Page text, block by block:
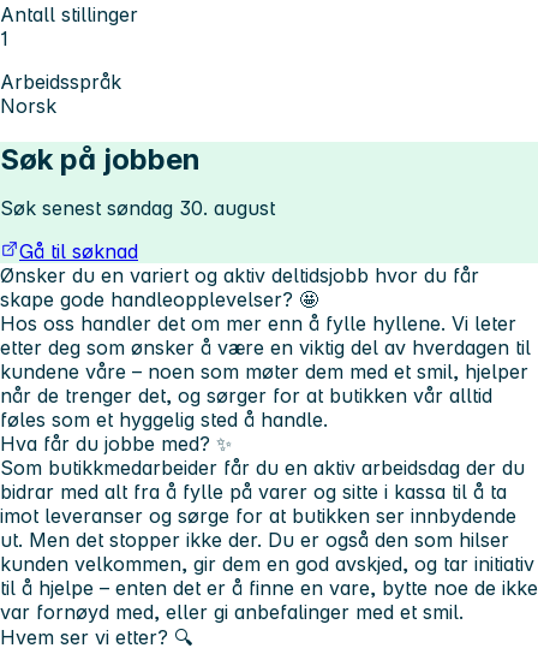
Antall stillinger
1
Arbeidsspråk
Norsk
Søk på jobben
Søk senest søndag 30. august
Gå til søknad
Ønsker du en variert og aktiv deltidsjobb hvor du får
skape gode handleopplevelser? 🤩
Hos oss handler det om mer enn å fylle hyllene. Vi leter
etter deg som ønsker å være en viktig del av hverdagen til
kundene våre – noen som møter dem med et smil, hjelper
når de trenger det, og sørger for at butikken vår alltid
føles som et hyggelig sted å handle.
Hva får du jobbe med? ✨
Som butikkmedarbeider får du en aktiv arbeidsdag der du
bidrar med alt fra å fylle på varer og sitte i kassa til å ta
imot leveranser og sørge for at butikken ser innbydende
ut. Men det stopper ikke der. Du er også den som hilser
kunden velkommen, gir dem en god avskjed, og tar initiativ
til å hjelpe – enten det er å finne en vare, bytte noe de ikke
var fornøyd med, eller gi anbefalinger med et smil.
Hvem ser vi etter? 🔍